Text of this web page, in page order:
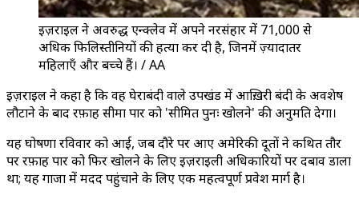
इज़राइल ने अवरुद्ध एन्क्लेव में अपने नरसंहार में 71,000 से
अधिक फिलिस्तीनियों की हत्या कर दी है, जिनमें ज़्यादातर
महिलाएँ और बच्चे हैं। / AA
इज़राइल ने कहा है कि वह घेराबंदी वाले उपखंड में आख़िरी बंदी के अवशेष
लौटाने के बाद रफ़ाह सीमा पार को 'सीमित पुनः खोलने' की अनुमति देगा।
यह घोषणा रविवार को आई, जब दौरे पर आए अमेरिकी दूतों ने कथित तौर
पर रफ़ाह पार को फिर खोलने के लिए इज़राइली अधिकारियों पर दबाव डाला
था; यह गाजा में मदद पहुंचाने के लिए एक महत्वपूर्ण प्रवेश मार्ग है।